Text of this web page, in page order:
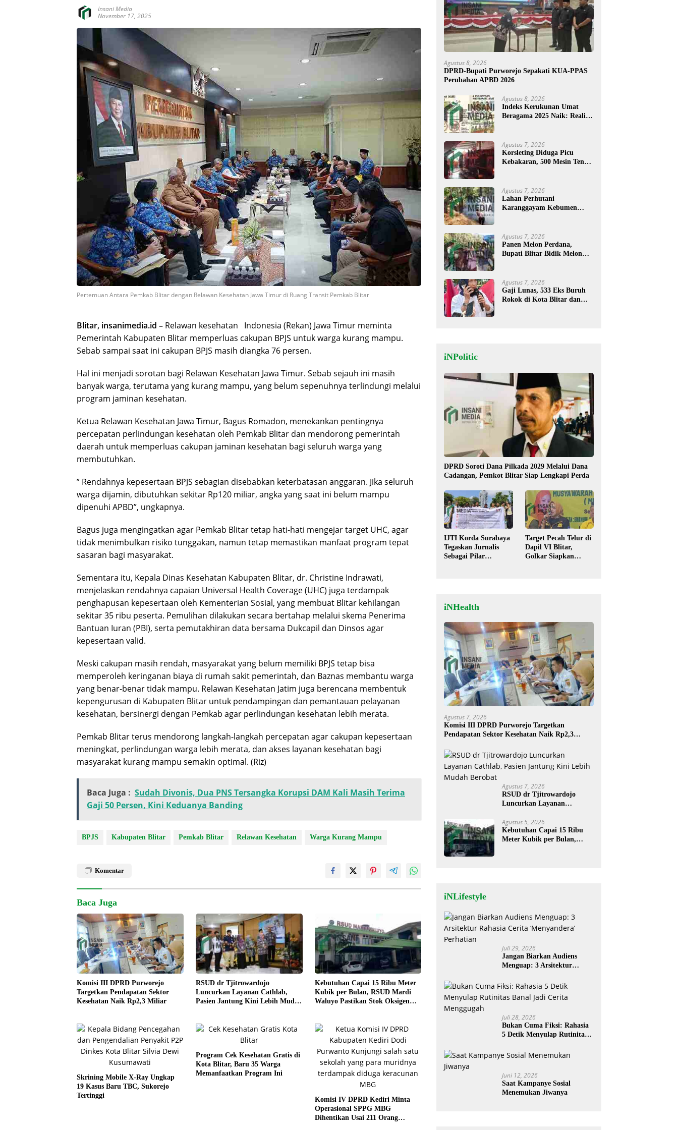
Insani Media
November 17, 2025
Pertemuan Antara Pemkab Blitar dengan Relawan Kesehatan Jawa Timur di Ruang Transit Pemkab Blitar
Blitar, insanimedia.id – Relawan kesehatan Indonesia (Rekan) Jawa Timur meminta
Pemerintah Kabupaten Blitar memperluas cakupan BPJS untuk warga kurang mampu.
Sebab sampai saat ini cakupan BPJS masih diangka 76 persen.
Hal ini menjadi sorotan bagi Relawan Kesehatan Jawa Timur. Sebab sejauh ini masih
banyak warga, terutama yang kurang mampu, yang belum sepenuhnya terlindungi melalui
program jaminan kesehatan.
Ketua Relawan Kesehatan Jawa Timur, Bagus Romadon, menekankan pentingnya
percepatan perlindungan kesehatan oleh Pemkab Blitar dan mendorong pemerintah
daerah untuk memperluas cakupan jaminan kesehatan bagi seluruh warga yang
membutuhkan.
” Rendahnya kepesertaan BPJS sebagian disebabkan keterbatasan anggaran. Jika seluruh
warga dijamin, dibutuhkan sekitar Rp120 miliar, angka yang saat ini belum mampu
dipenuhi APBD”, ungkapnya.
Bagus juga mengingatkan agar Pemkab Blitar tetap hati-hati mengejar target UHC, agar
tidak menimbulkan risiko tunggakan, namun tetap memastikan manfaat program tepat
sasaran bagi masyarakat.
Sementara itu, Kepala Dinas Kesehatan Kabupaten Blitar, dr. Christine Indrawati,
menjelaskan rendahnya capaian Universal Health Coverage (UHC) juga terdampak
penghapusan kepesertaan oleh Kementerian Sosial, yang membuat Blitar kehilangan
sekitar 35 ribu peserta. Pemulihan dilakukan secara bertahap melalui skema Penerima
Bantuan Iuran (PBI), serta pemutakhiran data bersama Dukcapil dan Dinsos agar
kepesertaan valid.
Meski cakupan masih rendah, masyarakat yang belum memiliki BPJS tetap bisa
memperoleh keringanan biaya di rumah sakit pemerintah, dan Baznas membantu warga
yang benar-benar tidak mampu. Relawan Kesehatan Jatim juga berencana membentuk
kepengurusan di Kabupaten Blitar untuk pendampingan dan pemantauan pelayanan
kesehatan, bersinergi dengan Pemkab agar perlindungan kesehatan lebih merata.
Pemkab Blitar terus mendorong langkah-langkah percepatan agar cakupan kepesertaan
meningkat, perlindungan warga lebih merata, dan akses layanan kesehatan bagi
masyarakat kurang mampu semakin optimal. (Riz)
Baca Juga : Sudah Divonis, Dua PNS Tersangka Korupsi DAM Kali Masih Terima
Gaji 50 Persen, Kini Keduanya Banding
BPJS Kabupaten Blitar Pemkab Blitar Relawan Kesehatan Warga Kurang Mampu
Komentar
Baca Juga
Komisi III DPRD Purworejo
Targetkan Pendapatan Sektor
Kesehatan Naik Rp2,3 Miliar
RSUD dr Tjitrowardojo
Luncurkan Layanan Cathlab,
Pasien Jantung Kini Lebih Mudah
Kebutuhan Capai 15 Ribu Meter
Kubik per Bulan, RSUD Mardi
Waluyo Pastikan Stok Oksigen
Skrining Mobile X-Ray Ungkap
19 Kasus Baru TBC, Sukorejo
Tertinggi
Program Cek Kesehatan Gratis di
Kota Blitar, Baru 35 Warga
Memanfaatkan Program Ini
Komisi IV DPRD Kediri Minta
Operasional SPPG MBG
Dihentikan Usai 211 Orang
Agustus 8, 2026
DPRD-Bupati Purworejo Sepakati KUA-PPAS
Perubahan APBD 2026
Agustus 8, 2026
Indeks Kerukunan Umat
Beragama 2025 Naik: Realita
Agustus 7, 2026
Korsleting Diduga Picu
Kebakaran, 500 Mesin Tenun
Agustus 7, 2026
Lahan Perhutani
Karanggayam Kebumen
Agustus 7, 2026
Panen Melon Perdana,
Bupati Blitar Bidik Melon
Agustus 7, 2026
Gaji Lunas, 533 Eks Buruh
Rokok di Kota Blitar dan
iNPolitic
DPRD Soroti Dana Pilkada 2029 Melalui Dana
Cadangan, Pemkot Blitar Siap Lengkapi Perda
IJTI Korda Surabaya
Tegaskan Jurnalis
Sebagai Pilar
Target Pecah Telur di
Dapil VI Blitar,
Golkar Siapkan
iNHealth
Agustus 7, 2026
Komisi III DPRD Purworejo Targetkan
Pendapatan Sektor Kesehatan Naik Rp2,3
Agustus 7, 2026
RSUD dr Tjitrowardojo
Luncurkan Layanan
Lebih Mudah Berobat
Agustus 5, 2026
Kebutuhan Capai 15 Ribu
Meter Kubik per Bulan,
iNLifestyle
Juli 29, 2026
Jangan Biarkan Audiens
Menguap: 3 Arsitektur
Perhatian
Juli 28, 2026
Bukan Cuma Fiksi: Rahasia
5 Detik Menyulap Rutinitas
Menggugah
Juni 12, 2026
Saat Kampanye Sosial
Menemukan Jiwanya